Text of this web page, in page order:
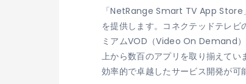
「NetRange Smart TV App Store
を提供します。コネクテッドテレ
ミアムVOD（Video On Demand）
上から数百のアプリを取り揃えて
効率的で卓越したサービス開発が可